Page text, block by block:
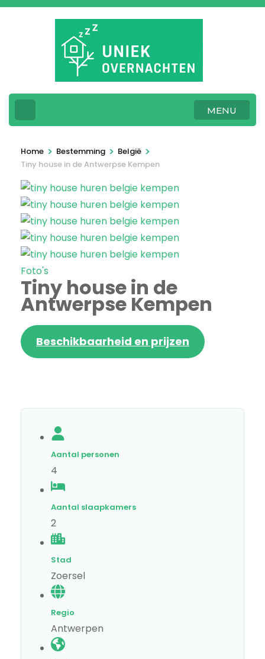
Ga
MENU
Home > Bestemming > België >
Tiny house in de Antwerpse Kempen
Foto's
Tiny house in de
Antwerpse Kempen
Beschikbaarheid en prijzen
Aantal personen
4
Aantal slaapkamers
2
Stad
Zoersel
Regio
Antwerpen